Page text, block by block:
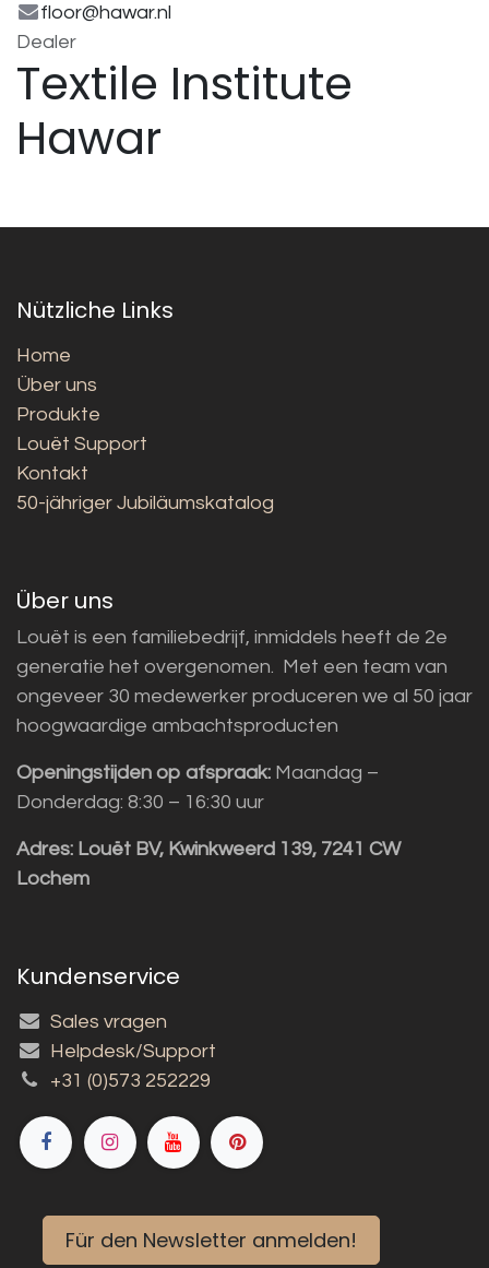
floor@hawar.nl
Dealer
Textile Institute
Hawar
Nützliche Links
Home
Über uns
Produkte
Louët Support
Kontakt
50-jähriger Jubiläumskatalog
Über uns
Louët is een familiebedrijf, inmiddels heeft de 2e
generatie het overgenomen. Met een team van
ongeveer 30 medewerker produceren we al 50 jaar
hoogwaardige ambachtsproducten
Openingstijden op afspraak: Maandag –
Donderdag: 8:30 – 16:30 uur
Adres: Louët BV, Kwinkweerd 139, 7241 CW
Lochem
Kundenservice
Sales vragen
Helpdesk/Support
+31 (0)573 252229
Für den Newsletter anmelden!